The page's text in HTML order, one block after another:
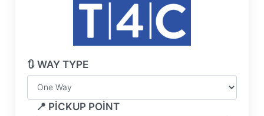
🔃 WAY TYPE
📍 PICKUP POINT